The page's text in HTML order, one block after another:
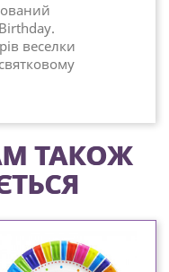
веселки
ТАКОЖ